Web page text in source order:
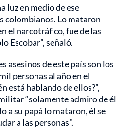
luz en medio de ese
colombianos. Lo mataron
el narcotráfico, fue de las
Escobar”, señaló.
asesinos de este país son los
personas al año en el
está hablando de ellos?”,
“solamente admiro de él
a su papá lo mataron, él se
a las personas”.